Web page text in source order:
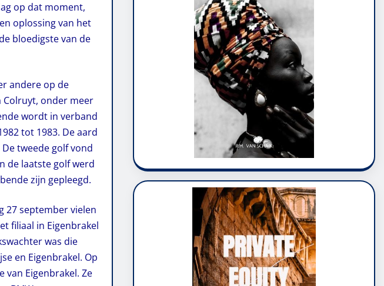
op dat moment,
oplossing van het
bloedigste van de
andere op de
Colruyt, onder meer
wordt in verband
tot 1983. De aard
tweede golf vond
de laatste golf werd
zijn gepleegd.
27 september vielen
filiaal in Eigenbrakel
was die
en Eigenbrakel. Op
van Eigenbrakel. Ze